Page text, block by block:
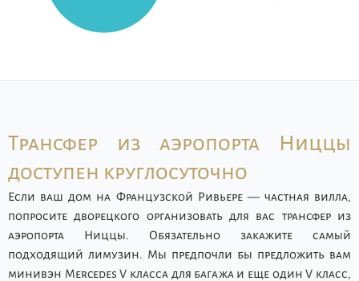
Трансфер из аэропорта Ниццы
доступен круглосуточно
Если ваш дом на Французской Ривьере — частная вилла,
попросите дворецкого организовать для вас трансфер из
аэропорта Ниццы. Обязательно закажите самый
подходящий лимузин. Мы предпочли бы предложить вам
минивэн Mercedes V класса для багажа и еще один V класс,